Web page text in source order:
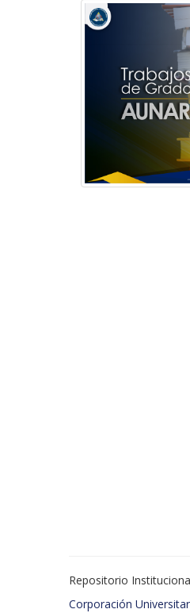
Repositorio
Corporación